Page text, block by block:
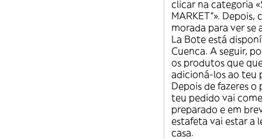
clicar na categoria
MARKET”». Depois,
morada para ver se
La Bote está
Cuenca. A seguir,
os produtos que
adicioná-los ao teu
Depois de fazeres
teu pedido vai
preparado e em
estafeta vai estar a
casa.